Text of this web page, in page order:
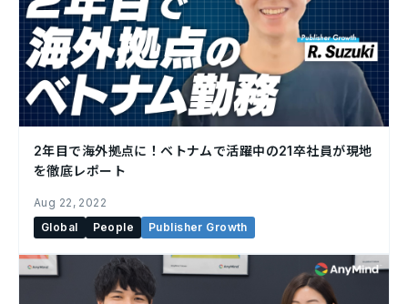
2年目で海外拠点に！ベトナムで活躍中の21卒社員が現地
を徹底レポート
Aug 22, 2022
Global
People Publisher Growth